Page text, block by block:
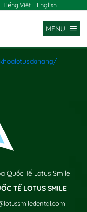
Tiếng Việt | English
MENU
Quốc Tế Lotus Smile
TẾ LOTUS SMILE